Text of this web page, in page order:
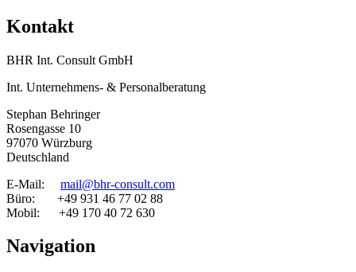
Kontakt
BHR Int. Consult GmbH
Int. Unternehmens- & Personalberatung
Stephan Behringer
Rosengasse 10
97070 Würzburg
Deutschland
E-Mail: mail@bhr-consult.com
Büro: +49 931 46 77 02 88
Mobil: +49 170 40 72 630
Navigation